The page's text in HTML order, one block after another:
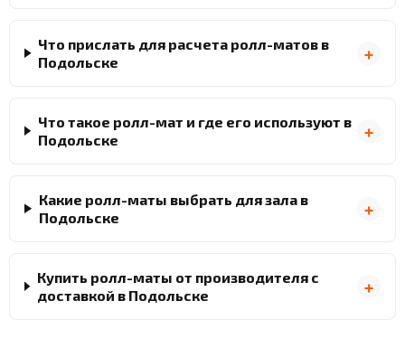
Что прислать для расчета ролл-матов в
Подольске
Что такое ролл-мат и где его используют в
Подольске
Какие ролл-маты выбрать для зала в
Подольске
Купить ролл-маты от производителя с
доставкой в Подольске